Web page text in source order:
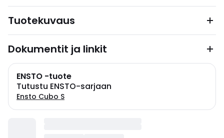
Tuotekuvaus
Dokumentit ja linkit
ENSTO -tuote
Tutustu ENSTO-sarjaan
Ensto Cubo S